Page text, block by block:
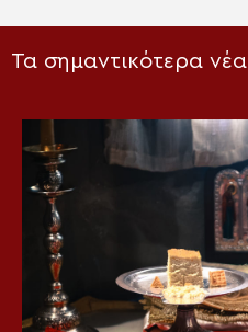
Τα σημαντικότερα νέα